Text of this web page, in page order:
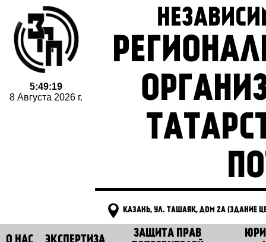
5:49:20
8 Августа 2026 г.
КАЗАНЬ, УЛ. ТАШАЯК, ДОМ 2А (ЗДАНИЕ
ЗАЩИТА ПРАВ